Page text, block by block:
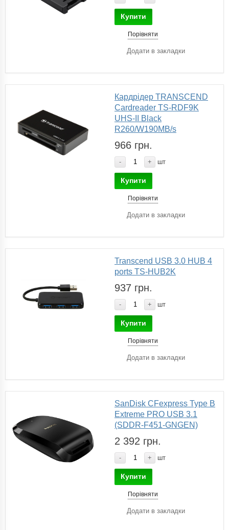
Купити
Порівняти
Додати в закладки
Кардрідер TRANSCEND
Cardreader TS-RDF9K
UHS-II Black
R260/W190MB/s
966 грн.
- + шт
Купити
Порівняти
Додати в закладки
Transcend USB 3.0 HUB 4
ports TS-HUB2K
937 грн.
- + шт
Купити
Порівняти
Додати в закладки
SanDisk CFexpress Type B
Extreme PRO USB 3.1
(SDDR-F451-GNGEN)
2 392 грн.
- + шт
Купити
Порівняти
Додати в закладки